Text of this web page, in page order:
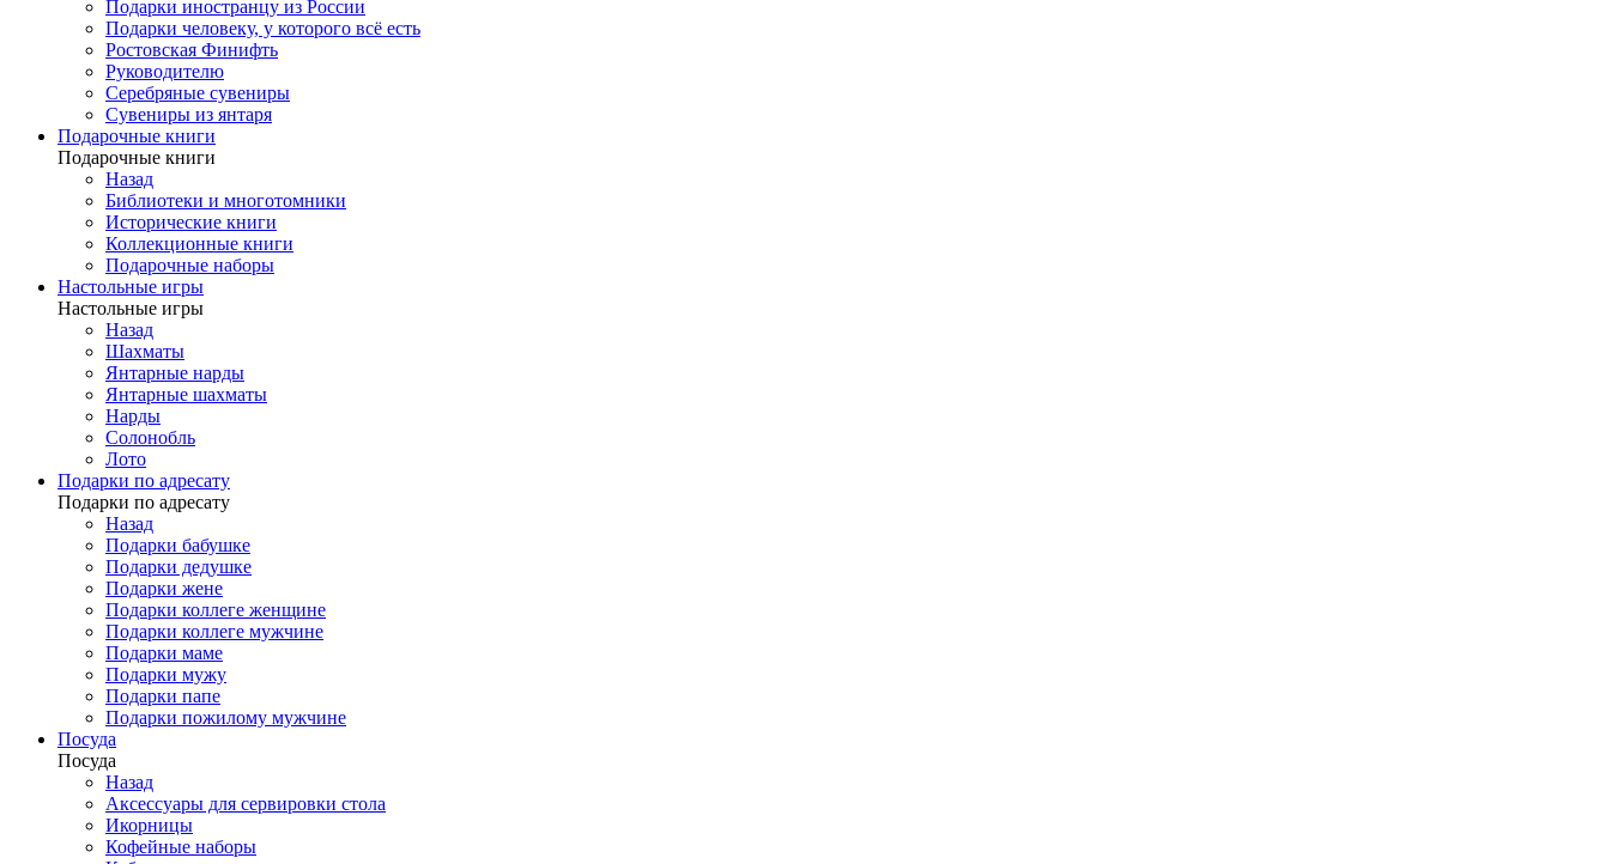
Подарки иностранцу из России
Подарки человеку, у которого всё есть
Ростовская Финифть
Руководителю
Серебряные сувениры
Сувениры из янтаря
Подарочные книги
Подарочные книги
Назад
Библиотеки и многотомники
Исторические книги
Коллекционные книги
Подарочные наборы
Настольные игры
Настольные игры
Назад
Шахматы
Янтарные нарды
Янтарные шахматы
Нарды
Солонобль
Лото
Подарки по адресату
Подарки по адресату
Назад
Подарки бабушке
Подарки дедушке
Подарки жене
Подарки коллеге женщине
Подарки коллеге мужчине
Подарки маме
Подарки мужу
Подарки папе
Подарки пожилому мужчине
Посуда
Посуда
Назад
Аксессуары для сервировки стола
Икорницы
Кофейные наборы